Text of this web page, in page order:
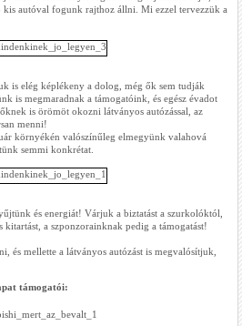
autóval fogunk rajthoz állni. Mi ezzel tervezzük a
is elég képlékeny a dolog, még ők sem tudják
is megmaradnak a támogatóink, és egész évadot
is örömöt okozni látványos autózással, az
menni!
környékén valószínűleg elmegyünk valahová
semmi konkrétat.
és energiát! Várjuk a biztatást a szurkolóktól,
a szponzorainknak pedig a támogatást!
és mellette a látványos autózást is megvalósítjuk,
támogatói: